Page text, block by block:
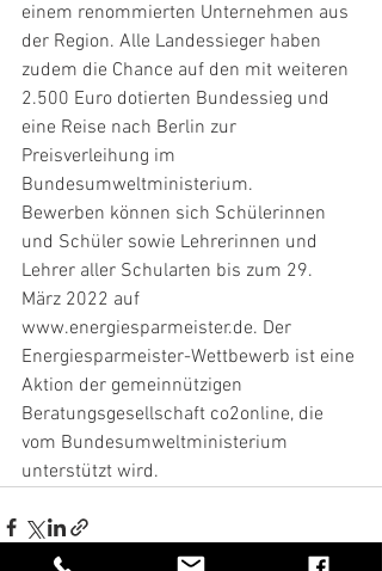
einem renommierten Unternehmen aus
der Region. Alle Landessieger haben
zudem die Chance auf den mit weiteren
2.500 Euro dotierten Bundessieg und
eine Reise nach Berlin zur
Preisverleihung im
Bundesumweltministerium.
Bewerben können sich Schülerinnen
und Schüler sowie Lehrerinnen und
Lehrer aller Schularten bis zum 29.
März 2022 auf
www.energiesparmeister.de. Der
Energiesparmeister-Wettbewerb ist eine
Aktion der gemeinnützigen
Beratungsgesellschaft co2online, die
vom Bundesumweltministerium
unterstützt wird.